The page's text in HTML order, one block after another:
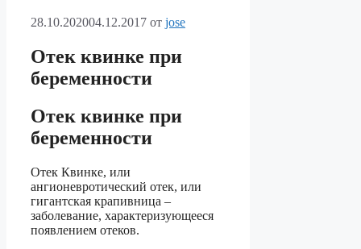
28.10.202004.12.2017 от jose
Отек квинке при
беременности
Отек квинке при
беременности
Отек Квинке, или
ангионевротический отек, или
гигантская крапивница –
заболевание, характеризующееся
появлением отеков.